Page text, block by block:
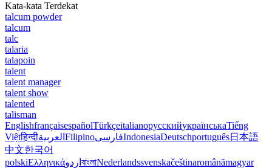
Kata-kata Terdekat
talcum powder
talcum
talc
talaria
talapoin
talent
talent manager
talent show
talented
talisman
EnglishfrançaisespañolTürkçeitalianoрусскийукраїнськаTiếng
Việtहिन्दीالعربية FilipinoفارسیIndonesiaDeutschportuguês日本語
中文한국어
polskiΕλληνικάاردو বাংলাNederlandssvenskačeštinaromânămagyar